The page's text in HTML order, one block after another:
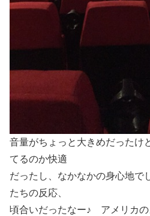
音量がちょっと大きめだったけ
てるのか快適
だったし、なかなかの身心地で
たちの反応、
頃合いだったなー♪ アメリカの